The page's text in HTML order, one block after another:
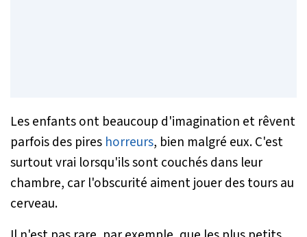
Les enfants ont beaucoup d'imagination et rêvent
parfois des pires horreurs, bien malgré eux. C'est
surtout vrai lorsqu'ils sont couchés dans leur
chambre, car l'obscurité aiment jouer des tours au
cerveau.